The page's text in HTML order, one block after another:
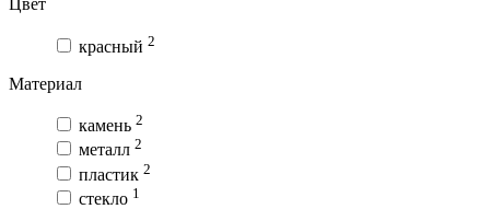
Цвет
красный 2
Материал
камень 2
металл 2
пластик 2
стекло 1